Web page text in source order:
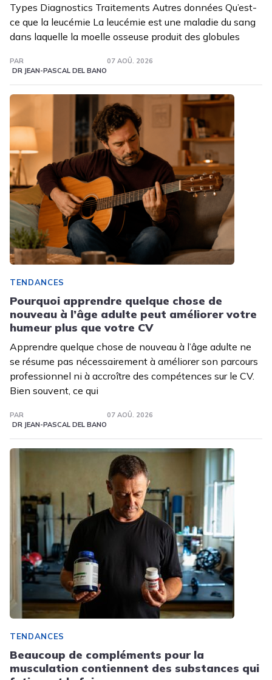
Types Diagnostics Traitements Autres données Qu’est-
ce que la leucémie La leucémie est une maladie du sang
dans laquelle la moelle osseuse produit des globules
PAR
DR JEAN-PASCAL DEL BANO
07 AOÛ. 2026
TENDANCES
Pourquoi apprendre quelque chose de
nouveau à l’âge adulte peut améliorer votre
humeur plus que votre CV
Apprendre quelque chose de nouveau à l’âge adulte ne
se résume pas nécessairement à améliorer son parcours
professionnel ni à accroître des compétences sur le CV.
Bien souvent, ce qui
PAR
DR JEAN-PASCAL DEL BANO
07 AOÛ. 2026
TENDANCES
Beaucoup de compléments pour la
musculation contiennent des substances qui